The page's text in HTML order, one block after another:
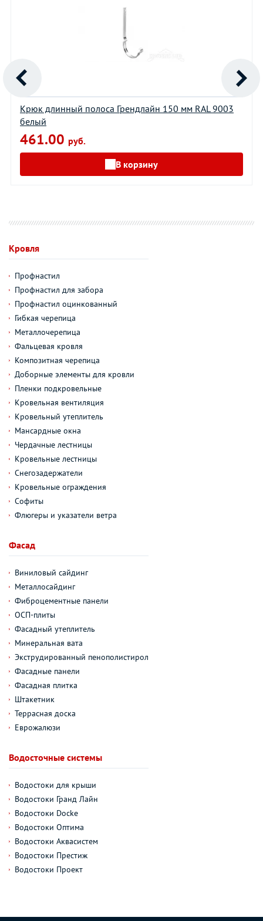
Крюк длинный полоса Грендлайн 150 мм RAL 9003
белый
461.00 руб.
В корзину
Кровля
Профнастил
Профнастил для забора
Профнастил оцинкованный
Гибкая черепица
Металлочерепица
Фальцевая кровля
Композитная черепица
Доборные элементы для кровли
Пленки подкровельные
Кровельная вентиляция
Кровельный утеплитель
Мансардные окна
Чердачные лестницы
Кровельные лестницы
Снегозадержатели
Кровельные ограждения
Софиты
Флюгеры и указатели ветра
Фасад
Виниловый сайдинг
Металлосайдинг
Фиброцементные панели
ОСП-плиты
Фасадный утеплитель
Минеральная вата
Экструдированный пенополистирол
Фасадные панели
Фасадная плитка
Штакетник
Террасная доска
Еврожалюзи
Водосточные системы
Водостоки для крыши
Водостоки Гранд Лайн
Водостоки Docke
Водостоки Оптима
Водостоки Аквасистем
Водостоки Престиж
Водостоки Проект